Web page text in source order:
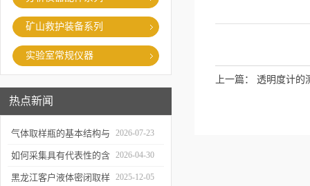
矿山救护装备系列
实验室常规仪器
热点新闻
气体取样瓶的基本结构与
工作逻辑是什么？
2026-07-23
如何采集具有代表性的含
油水样？——石油类采水
2026-04-30
黑龙江客户液体密闭取样 2025-12-05
上一篇： 透明度计的